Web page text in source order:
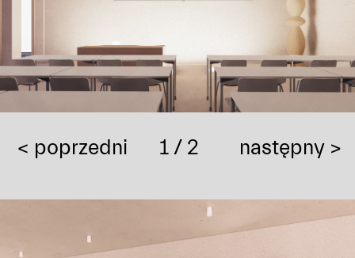
1 / 2
< poprzedni następny >